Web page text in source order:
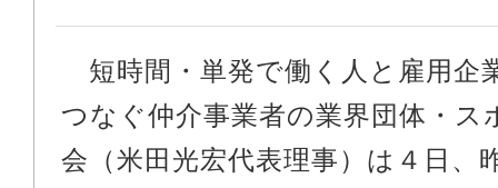
短時間・単発で働く人と雇用企
つなぐ仲介事業者の業界団体・ス
会（米田光宏代表理事）は４日、